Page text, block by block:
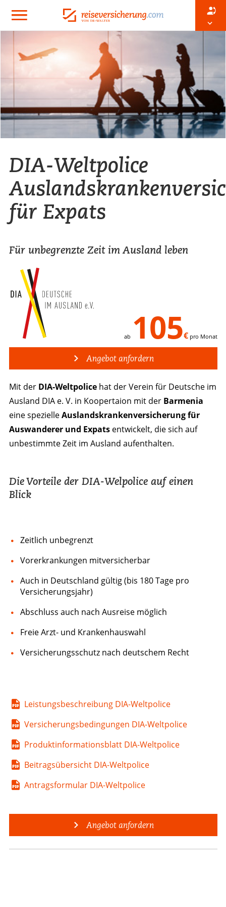
DIA-Weltpolice
für Expats
Für unbegrenzte Zeit im Ausland leben
ab 105€pro Monat
Angebot anfordern
Mit der DIA-Weltpolicehat der Verein für Deutsche im
Ausland DIA e. V. in Koopertaion mit der Barmenia
eine spezielleAuslandskranken­versicherung für
Auswanderer und Expatsentwickelt, die sich auf
unbestimmte Zeit im Ausland aufenthalten.
Die Vorteile der DIA-Welpolice auf einen
Blick
Zeitlich unbegrenzt
Vorerkrankungen mitversicherbar
Auch in Deutschland gültig (bis 180 Tage pro
Versicherungsjahr)
Abschluss auch nach Ausreise möglich
Freie Arzt- und Krankenhauswahl
Versicherungsschutz nach deutschem Recht
Leistungsbeschreibung DIA-Weltpolice
Versicherungsbedingungen DIA-Weltpolice
Produktinformationsblatt DIA-Weltpolice
Beitragsübersicht DIA-Weltpolice
Antragsformular DIA-Weltpolice
Angebot anfordern